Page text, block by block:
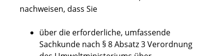
nachweisen, dass Sie
über die erforderliche, umfassende
Sachkunde nach § 8 Absatz 3 Verordnung